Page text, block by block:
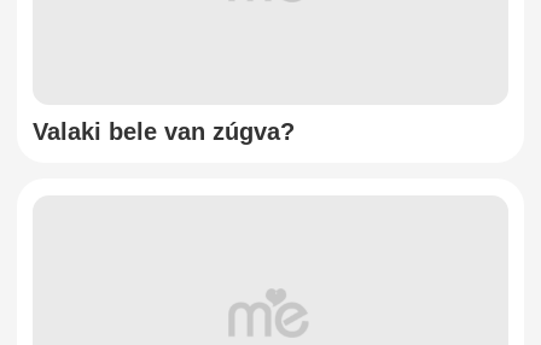
Valaki bele van zúgva?